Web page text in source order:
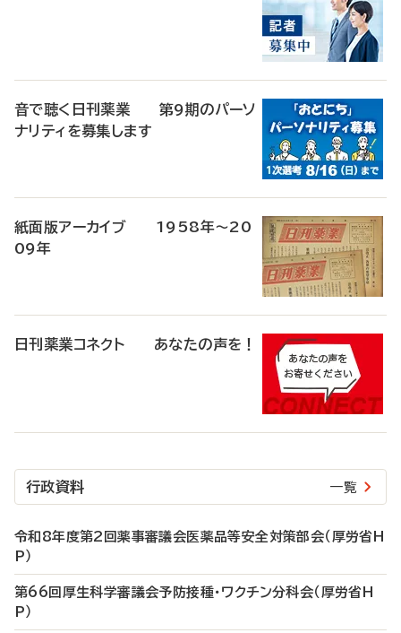
音で聴く日刊薬業 第9期のパーソ
ナリティを募集します
紙面版アーカイブ 1958年～20
09年
日刊薬業コネクト あなたの声を！
行政資料 一覧
令和8年度第2回薬事審議会医薬品等安全対策部会（厚労省H
P）
第66回厚生科学審議会予防接種・ワクチン分科会（厚労省H
P）